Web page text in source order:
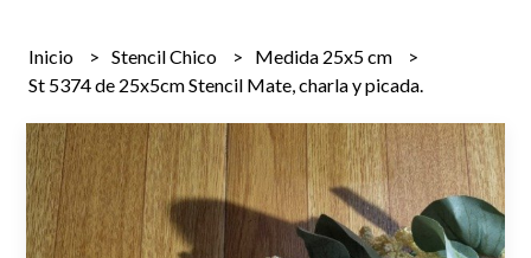
Inicio Stencil Chico
Medida 25x5 cm
St 5374 de 25x5cm Stencil Mate, charla y picada.